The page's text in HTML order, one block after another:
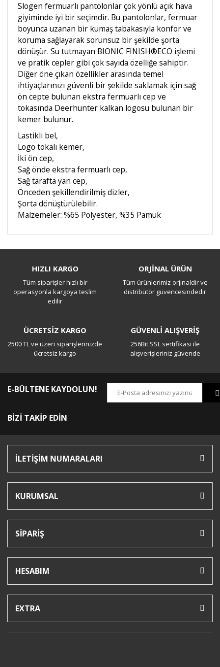
Slogen fermuarlı pantolonlar çok yönlü açık hava
giyiminde iyi bir seçimdir. Bu pantolonlar, fermuar
boyunca uzanan bir kumaş tabakasıyla konfor ve
koruma sağlayarak sorunsuz bir şekilde şorta
dönüşür. Su tutmayan BIONIC FINISH®ECO işlemi
ve pratik cepler gibi çok sayıda özelliğe sahiptir.
Diğer öne çıkan özellikler arasında temel
ihtiyaçlarınızı güvenli bir şekilde saklamak için sağ
ön cepte bulunan ekstra fermuarlı cep ve
tokasında Deerhunter kalkan logosu bulunan bir
kemer bulunur.
Lastikli bel,
Logo tokalı kemer,
İki ön cep,
Sağ önde ekstra fermuarlı cep,
Sağ tarafta yan cep,
Önceden şekillendirilmiş dizler,
Şorta dönüştürülebilir.
Malzemeler: %65 Polyester, %35 Pamuk
Yorum Yaz
HIZLI KARGO
Tüm siparişler hızlı bir
operasyonla kargoya teslim
edilir
ORJİNAL ÜRÜN
Tüm ürünlerimiz orjinaldir ve
distribütör güvencesindedir
ÜCRETSİZ KARGO
2500 TL ve üzeri siparişlerinizde
ücretsiz kargo
GÜVENLİ ALIŞVERİŞ
256Bit SSL sertifikası ile
alışverişleriniz güvende
E-BÜLTENE KAYDOLUN!
BİZİ TAKİP EDİN
İLETİŞİM NUMARALARI
KURUMSAL
SİPARİŞ
HESABIM
EXTRA